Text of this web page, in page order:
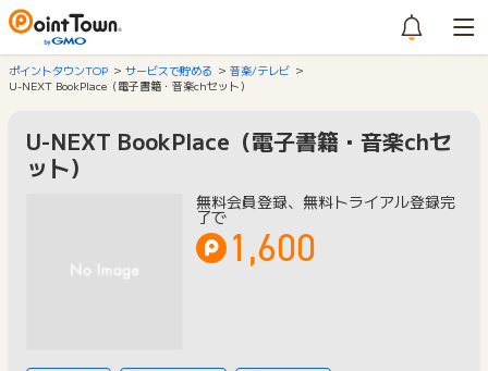
ポイントタウンTOP サービスで貯める
音楽/テレビ
U-NEXT BookPlace（電子書籍・音楽chセット）
U-NEXT BookPlace（電子書籍・音楽chセ
ット）
無料会員登録、無料トライアル登録完
了で
1,600